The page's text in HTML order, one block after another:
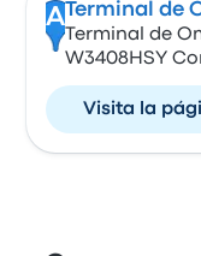
A Terminal de
Terminal de
W3408HSY
Visita la